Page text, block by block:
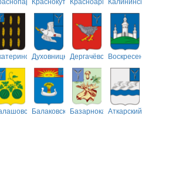
ДуховницкийДергачёвскийВоскресенский
БалаковскийБазарнокарабулакский
Аткарский